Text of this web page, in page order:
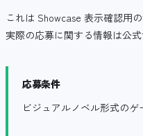
これは Showcase 表示確認用の
実際の応募に関する情報は公
応募条件
ビジュアルノベル形式のゲ